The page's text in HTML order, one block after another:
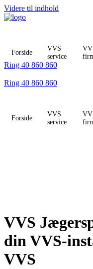
Videre til indhold
Forside
VVS
service
Ring 40 860 860
Ring 40 860 860
Forside
VVS
service
VVS
din VVS-
VVS